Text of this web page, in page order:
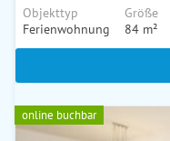
Objekttyp
Ferienwohnung
Größe
84 m²
online buchbar